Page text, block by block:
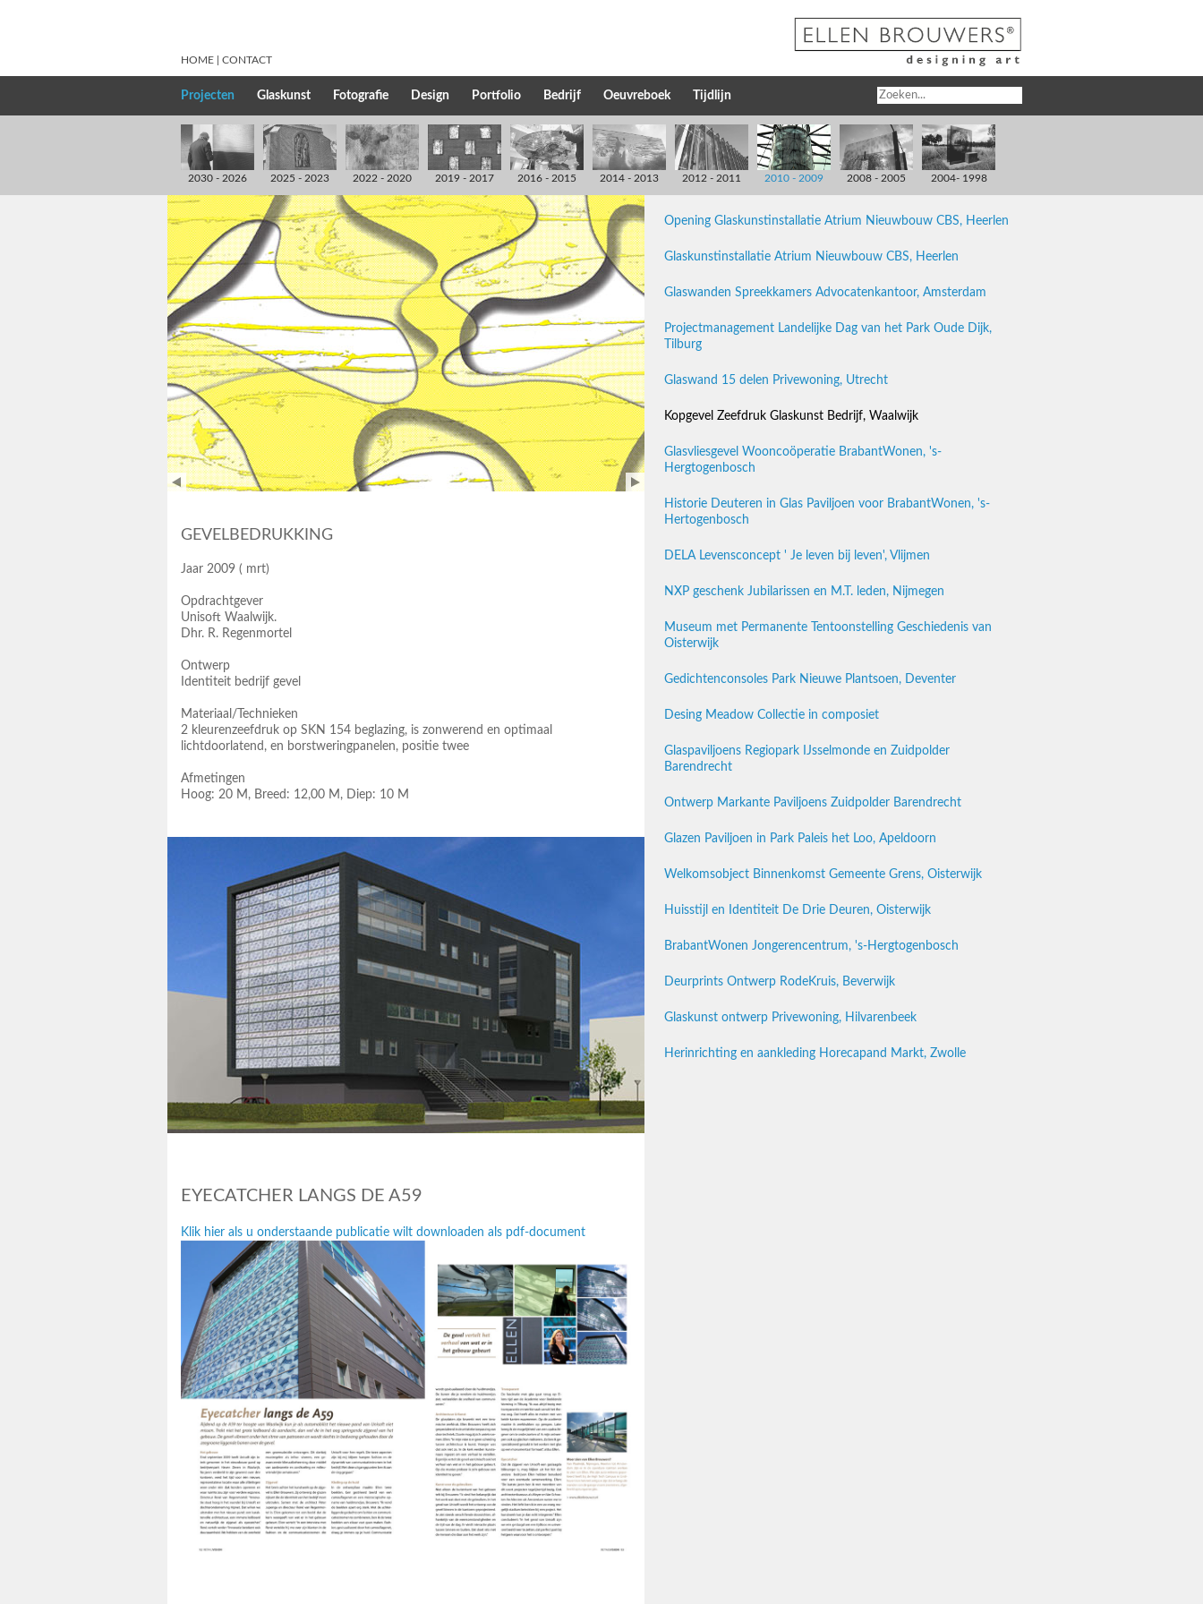
HOME CONTACT
Projecten Glaskunst Fotografie Design Portfolio Bedrijf Oeuvreboek Tijdlijn
2030 - 2026 2025 - 2023 2022 - 2020 2019 - 2017 2016 - 2015 2014 - 2013 2012 - 2011 2010 - 2009 2008 - 2005 2004- 1998
GEVELBEDRUKKING
Jaar 2009 ( mrt)
Opdrachtgever
Unisoft Waalwijk.
Dhr. R. Regenmortel
Ontwerp
Identiteit bedrijf gevel
Materiaal/Technieken
2 kleurenzeefdruk op SKN 154 beglazing, is zonwerend en optimaal
lichtdoorlatend, en borstweringpanelen, positie twee
Afmetingen
Hoog: 20 M, Breed: 12,00 M, Diep: 10 M
EYECATCHER LANGS DE A59
Klik hier als u onderstaande publicatie wilt downloaden als pdf-document
Opening Glaskunstinstallatie Atrium Nieuwbouw CBS, Heerlen
Glaskunstinstallatie Atrium Nieuwbouw CBS, Heerlen
Glaswanden Spreekkamers Advocatenkantoor, Amsterdam
Projectmanagement Landelijke Dag van het Park Oude Dijk,
Tilburg
Glaswand 15 delen Privewoning, Utrecht
Kopgevel Zeefdruk Glaskunst Bedrijf, Waalwijk
Glasvliesgevel Wooncoöperatie BrabantWonen, 's-
Hergtogenbosch
Historie Deuteren in Glas Paviljoen voor BrabantWonen, 's-
Hertogenbosch
DELA Levensconcept ' Je leven bij leven', Vlijmen
NXP geschenk Jubilarissen en M.T. leden, Nijmegen
Museum met Permanente Tentoonstelling Geschiedenis van
Oisterwijk
Gedichtenconsoles Park Nieuwe Plantsoen, Deventer
Desing Meadow Collectie in composiet
Glaspaviljoens Regiopark IJsselmonde en Zuidpolder
Barendrecht
Ontwerp Markante Paviljoens Zuidpolder Barendrecht
Glazen Paviljoen in Park Paleis het Loo, Apeldoorn
Welkomsobject Binnenkomst Gemeente Grens, Oisterwijk
Huisstijl en Identiteit De Drie Deuren, Oisterwijk
BrabantWonen Jongerencentrum, 's-Hergtogenbosch
Deurprints Ontwerp RodeKruis, Beverwijk
Glaskunst ontwerp Privewoning, Hilvarenbeek
Herinrichting en aankleding Horecapand Markt, Zwolle